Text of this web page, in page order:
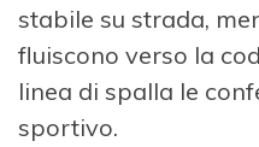
stabile su strada,
fluiscono verso la
linea di spalla le
sportivo.